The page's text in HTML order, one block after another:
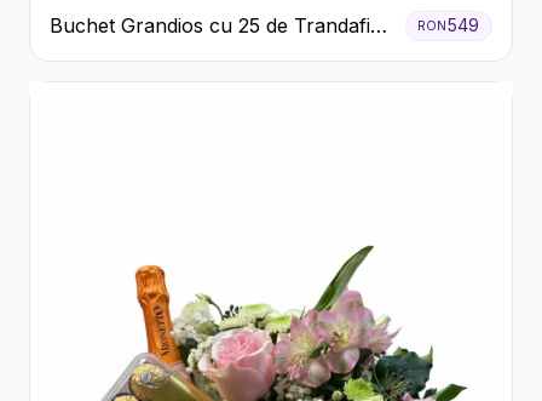
Buchet Grandios cu 25 de Trandafiri
Roșii
RON549